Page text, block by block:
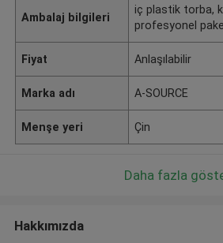
Ambalaj bilgileri
iç plastik torba,
profesyonel
Fiyat Anlaşılabilir
Marka adı A-SOURCE
Menşe yeri Çin
Daha fazla
Hakkımızda